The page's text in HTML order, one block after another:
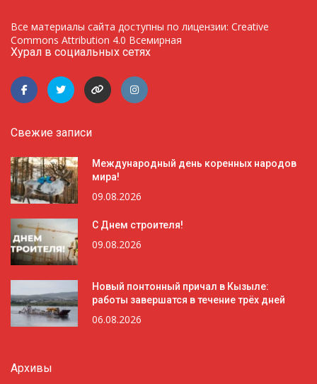
Все материалы сайта доступны по лицензии: Creative
Commons Attribution 4.0 Всемирная
Хурал в социальных сетях
Свежие записи
Международный день коренных народов
мира!
09.08.2026
С Днем строителя!
09.08.2026
Новый понтонный причал в Кызыле:
работы завершатся в течение трёх дней
06.08.2026
Архивы